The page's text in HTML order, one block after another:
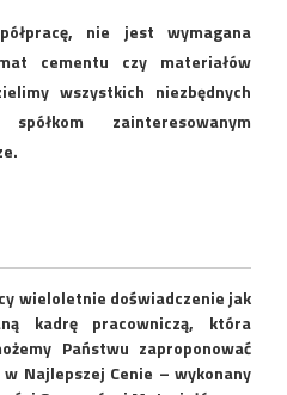
nie jest wymagana
cementu czy materiałów
wszystkich niezbędnych
zainteresowanym
wieloletnie doświadczenie jak
kadrę pracowniczą, która
Państwu zaproponować
Najlepszej Cenie – wykonany